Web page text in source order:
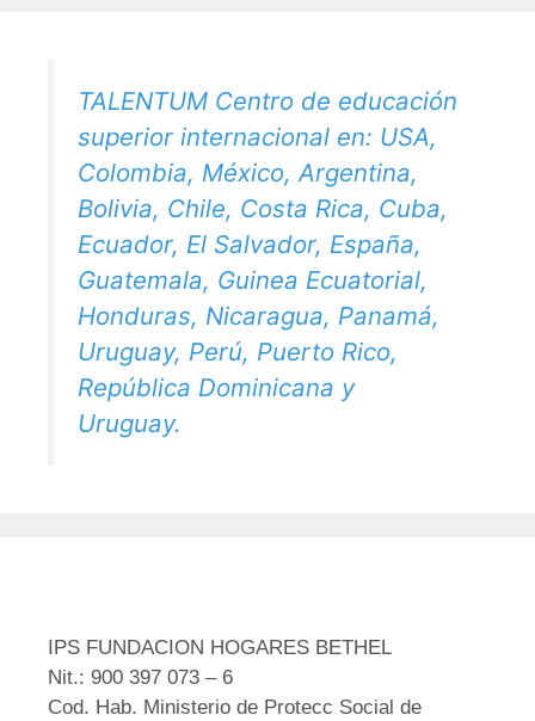
TALENTUM Centro de educación
superior internacional en: USA,
Colombia, México, Argentina,
Bolivia, Chile, Costa Rica, Cuba,
Ecuador, El Salvador, España,
Guatemala, Guinea Ecuatorial,
Honduras, Nicaragua, Panamá,
Uruguay, Perú, Puerto Rico,
República Dominicana y
Uruguay.
IPS FUNDACION HOGARES BETHEL
Nit.: 900 397 073 – 6
Cod. Hab. Ministerio de Protecc Social de